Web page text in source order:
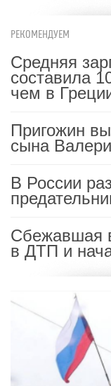
РЕКОМЕНДУЕМ
Средняя
составила
чем в
Пригожин
сына
В России
Сбежавшая
в ДТП и